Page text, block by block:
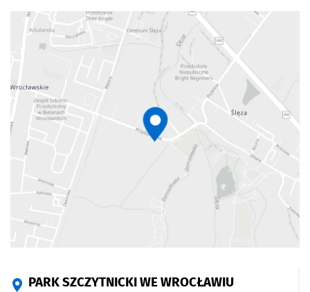
PARK SZCZYTNICKI WE WROCŁAWIU